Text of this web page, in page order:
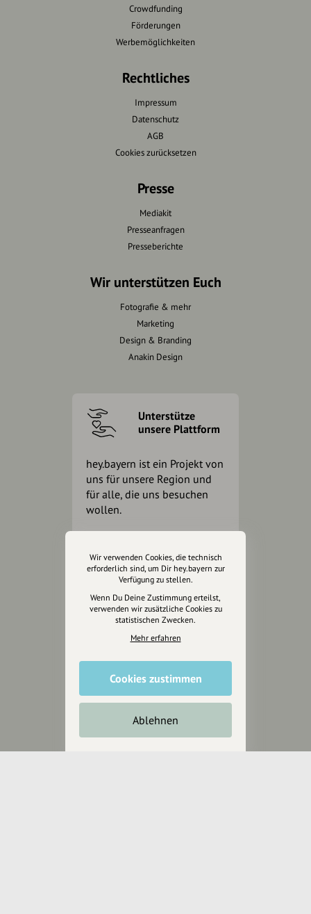
Crowdfunding
Förderungen
Werbemöglichkeiten
Rechtliches
Impressum
Datenschutz
AGB
Cookies zurücksetzen
Presse
Mediakit
Presseanfragen
Presseberichte
Wir unterstützen Euch
Fotografie & mehr
Marketing
Design & Branding
Anakin Design
Unterstütze
unsere Plattform
hey.bayern ist ein Projekt von
uns für unsere Region und
für alle, die uns besuchen
wollen.
Inhalte vorschlagen
Jetzt unterstützen
Wir können leider keine
Wir verwenden Cookies, die technisch
erforderlich sind, um Dir hey.bayern zur
Verfügung zu stellen.
Wenn Du Deine Zustimmung erteilst,
verwenden wir zusätzliche Cookies zu
statistischen Zwecken.
Mehr erfahren
Cookies zustimmen
Ablehnen